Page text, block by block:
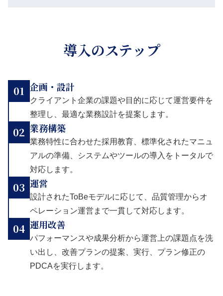
導入のステップ
01 企画・設計
クライアント企業の課題や目的に応じて運営要件を
整理し、最適な業務設計を提案します。
02 業務構築
業務特性に合わせた採用教育、標準化されたマニュ
アルの準備、システムやツールの導入をトータルで
対応します。
03 運営
設計されたToBeモデルに応じて、品質管理からオ
ペレーション運営まで一貫して対応します。
04 運用改善
パフォーマンスや成果分析から運営上の課題点を洗
い出し、改善プランの提案、実行、プラン修正の
PDCAを実行します。